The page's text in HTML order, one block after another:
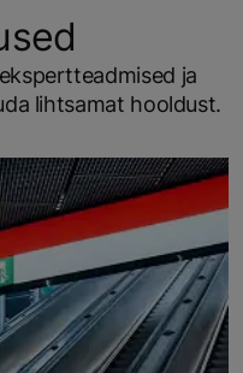
ja
lihtsamat hooldust.